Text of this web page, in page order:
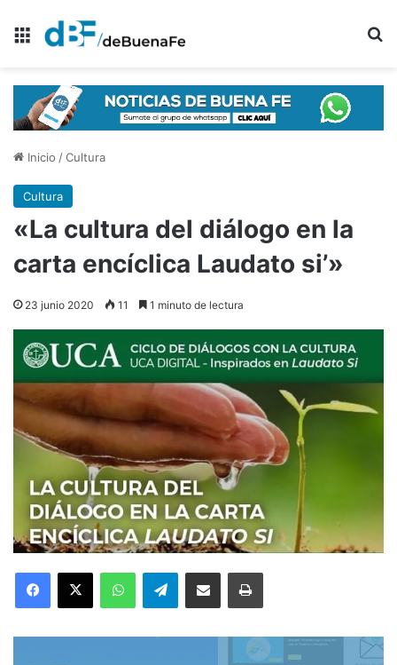
Menú
Inicio /Cultura
Cultura
«La cultura del diálogo en la
carta encíclica Laudato si’»
23 junio 2020 11 1 minuto de lectura
Telegram